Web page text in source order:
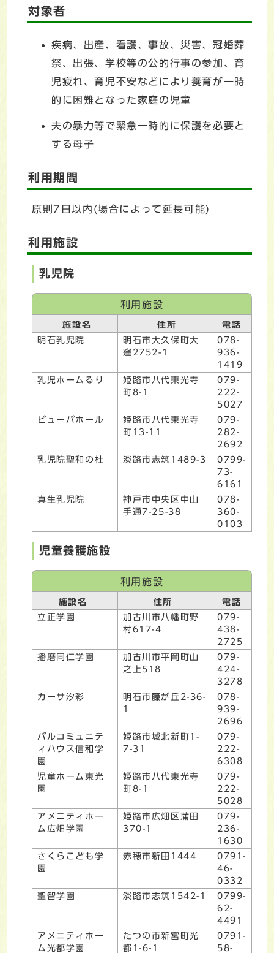
対象者
疾病、出産、看護、事故、災害、冠婚葬
祭、出張、学校等の公的行事の参加、育
児疲れ、育児不安などにより養育が一時
的に困難となった家庭の児童
夫の暴力等で緊急一時的に保護を必要と
する母子
利用期間
原則7日以内(場合によって延長可能)
利用施設
乳児院
利用施設
施設名 住所
電話
明石乳児院
明石市大久保町大
窪2752-1
078-
936-
1419
乳児ホームるり
姫路市八代東光寺
町8-1
079-
222-
5027
ピューパホール
姫路市八代東光寺
町13-11
079-
282-
2692
乳児院聖和の杜
淡路市志筑1489-3
0799-
73-
6161
真生乳児院
神戸市中央区中山
手通7-25-38
078-
360-
0103
児童養護施設
利用施設
施設名 住所
電話
立正学園
加古川市八幡町野
村617-4
079-
438-
2725
播磨同仁学園
加古川市平岡町山
之上518
079-
424-
3278
カーサ汐彩
明石市藤が丘2-36-
1
078-
939-
2696
パルコミュニテ
ィハウス信和学
園
姫路市城北新町1-
7-31
079-
222-
6308
児童ホーム東光
園
姫路市八代東光寺
町8-1
079-
222-
5028
アメニティホー
ム広畑学園
姫路市広畑区蒲田
370-1
079-
236-
1630
さくらこども学
園
赤穂市新田1444
0791-
46-
0332
聖智学園
淡路市志筑1542-1
0799-
62-
4491
アメニティホー
ム光都学園
たつの市新宮町光
都1-6-1
0791-
58-